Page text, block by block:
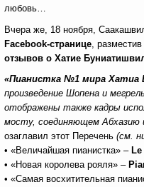
любовь…
Вчера же, 18 ноября,
Facebook-странице, разместив
отзывов о Хатие
«Пианистка №1 мира Хатиа
произведение Шопена и
отображены также кадры
мосту, соединяющем Абхазию
озаглавил этот Перечень (см.
• «Величайшая пианистка» –
• «Новая королева рояля» –
• «Самая восхитительная